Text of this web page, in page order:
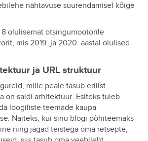
nähtavuse suurendamisel kõige
olulisemat otsingumootorile
mis 2019. ja 2020. aastal olulised
ja URL struktuur
mille peale tasub erilist
on saidi arhitektuur. Esiteks tuleb
loogiliste teemade kaupa
Näiteks, kui sinu blogi põhiteemaks
ning jagad teistega oma retsepte,